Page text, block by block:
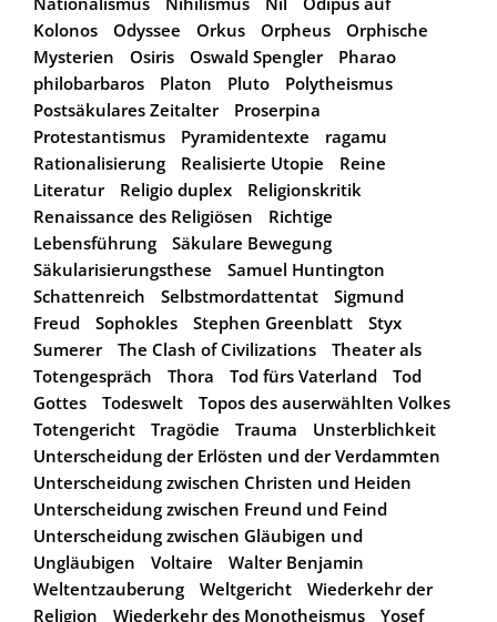
Kolonos
Odyssee Orkus Orpheus
Orphische
Mysterien
Osiris Oswald Spengler
Pharao
philobarbaros
Platon Pluto
Polytheismus
Postsäkulares Zeitalter
Proserpina
Protestantismus
Pyramidentexte
ragamu
Rationalisierung
Realisierte Utopie
Reine
Literatur
Religio duplex
Religionskritik
Renaissance des Religiösen
Richtige
Lebensführung
Säkulare Bewegung
Säkularisierungsthese
Samuel Huntington
Schattenreich
Selbstmordattentat
Sigmund
Freud
Sophokles Stephen Greenblatt
Styx
Sumerer
The Clash of Civilizations
Theater als
Totengespräch
Thora Tod fürs Vaterland
Tod
Gottes
Todeswelt
Topos des auserwählten Volkes
Totengericht
Tragödie Trauma
Unsterblichkeit
Unterscheidung der Erlösten und der Verdammten
Unterscheidung zwischen Christen und Heiden
Unterscheidung zwischen Freund und Feind
Unterscheidung zwischen Gläubigen und
Ungläubigen
Voltaire
Walter Benjamin
Weltentzauberung
Weltgericht
Wiederkehr der
Religion
Wiederkehr des Monotheismus
Yosef